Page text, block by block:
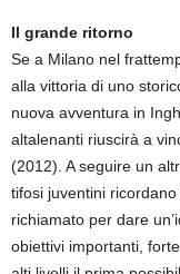
Il grande ritorno
Se a Milano nel
alla vittoria di uno
nuova avventura in
altalenanti riuscirà a
(2012). A seguire un
tifosi juventini
richiamato per dare
obiettivi importanti,